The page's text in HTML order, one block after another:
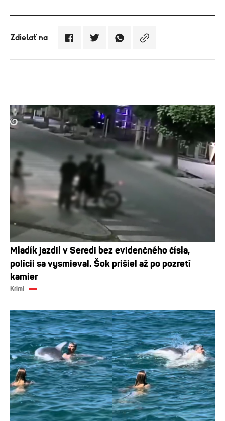
Zdielať na
Mladík jazdil v Seredi bez evidenčného čísla,
polícii sa vysmieval. Šok prišiel až po pozretí
kamier
Krimi